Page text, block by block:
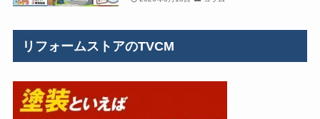
リフォームストアのTVCM